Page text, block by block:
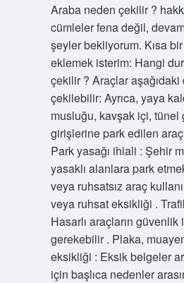
Araba neden çekilir ?
cümleler fena değil,
şeyler bekliyorum. Kısa
eklemek isterim: Hangi
çekilir ? Araçlar
çekilebilir: Ayrıca, yaya
musluğu, kavşak içi, tünel
girişlerine park edilen
Park yasağı ihlali : Şehir
yasaklı alanlara park
veya ruhsatsız araç
veya ruhsat eksikliği .
Hasarlı araçların
gerekebilir . Plaka,
eksikliği : Eksik belgeler
için başlıca nedenler